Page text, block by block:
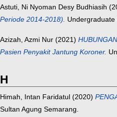
Astuti, Ni Nyoman Desy Budhiasih
Periode 2014-2018). Undergraduate
Azizah, Azmi Nur (2021)
Pasien Penyakit Jantung Koroner.
H
Himah, Intan Faridatul (2020)
Sultan Agung Semarang.